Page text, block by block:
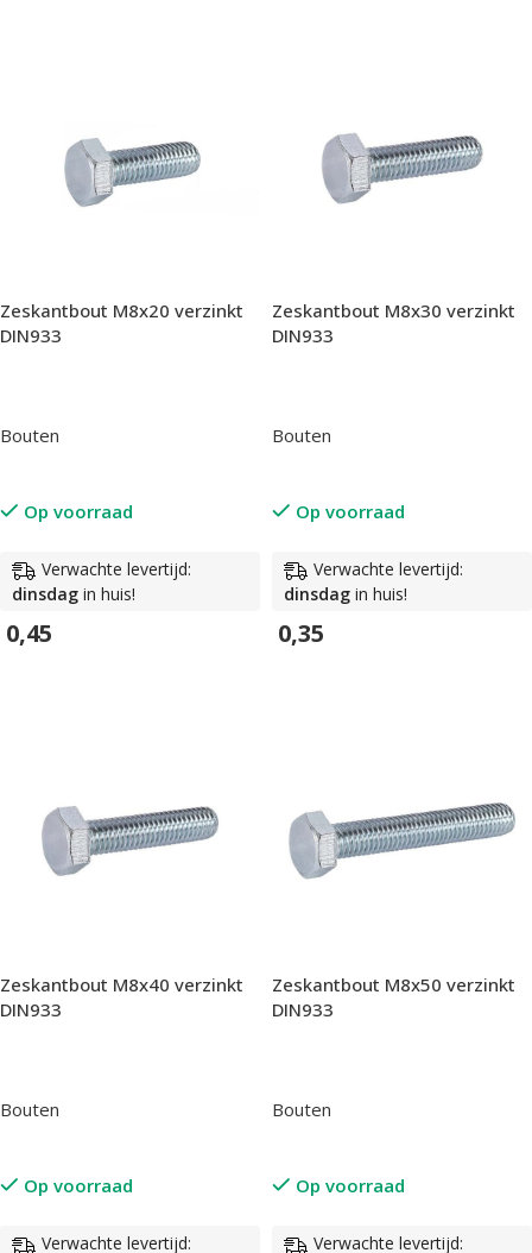
Zeskantbout M8x20 verzinkt
DIN933
Bouten
Op voorraad
Verwachte levertijd:
dinsdag in huis!
0,45
Zeskantbout M8x30 verzinkt
DIN933
Bouten
Op voorraad
Verwachte levertijd:
dinsdag in huis!
0,35
Zeskantbout M8x40 verzinkt
DIN933
Bouten
Op voorraad
Verwachte levertijd:
Zeskantbout M8x50 verzinkt
DIN933
Bouten
Op voorraad
Verwachte levertijd: